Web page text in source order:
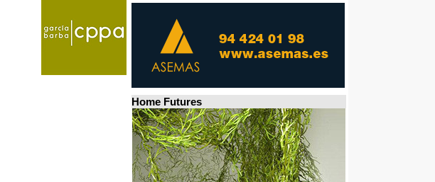
Home Futures